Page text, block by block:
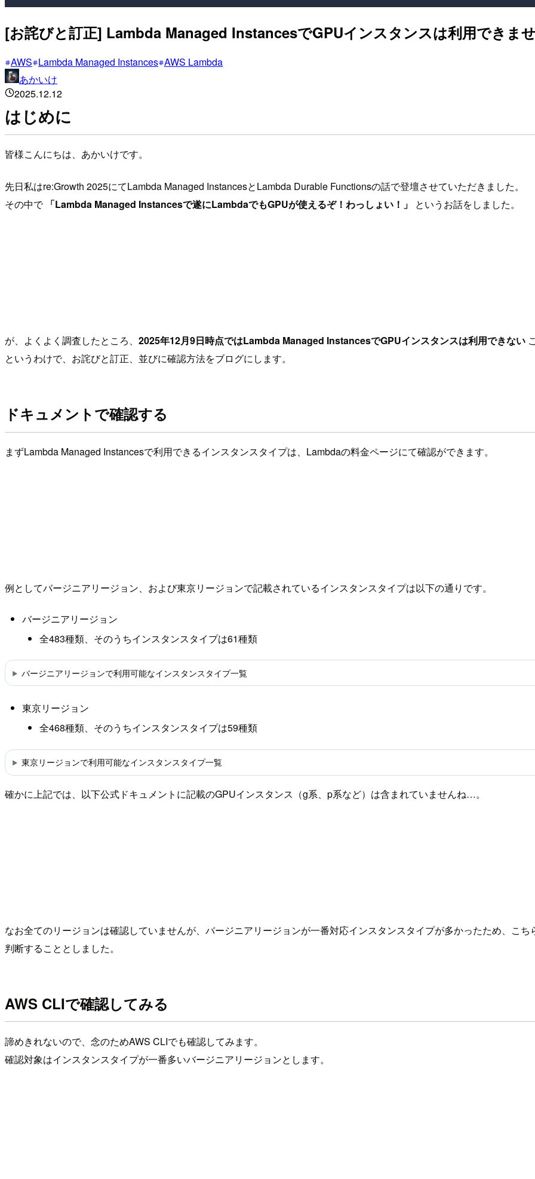
[お詫びと訂正] Lambda Managed InstancesでGPUインスタンスは利用できませ
AWS Lambda Managed Instances AWS Lambda
あかいけ
2025.12.12
はじめに
皆様こんにちは、あかいけです。
先日私はre:Growth 2025にてLambda Managed InstancesとLambda Durable Functionsの話で登壇させていただきました。
その中で 「Lambda Managed Instancesで遂にLambdaでもGPUが使えるぞ！わっしょい！」 というお話をしました。
が、よくよく調査したところ、 2025年12月9日時点ではLambda Managed InstancesでGPUインスタンスは利用できない
というわけで、お詫びと訂正、並びに確認方法をブログにします。
ドキュメントで確認する
まずLambda Managed Instancesで利用できるインスタンスタイプは、Lambdaの料金ページにて確認ができます。
例としてバージニアリージョン、および東京リージョンで記載されているインスタンスタイプは以下の通りです。
バージニアリージョン
全483種類、そのうちインスタンスタイプは61種類
バージニアリージョンで利用可能なインスタンスタイプ一覧
東京リージョン
全468種類、そのうちインスタンスタイプは59種類
東京リージョンで利用可能なインスタンスタイプ一覧
確かに上記では、以下公式ドキュメントに記載のGPUインスタンス（g系、p系など）は含まれていませんね…。
なお全てのリージョンは確認していませんが、バージニアリージョンが一番対応インスタンスタイプが多かったため、こ
判断することとしました。
AWS CLIで確認してみる
諦めきれないので、念のためAWS CLIでも確認してみます。
確認対象はインスタンスタイプが一番多いバージニアリージョンとします。